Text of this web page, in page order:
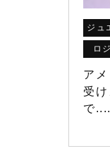
ジュ
ロ
ア
受
で....